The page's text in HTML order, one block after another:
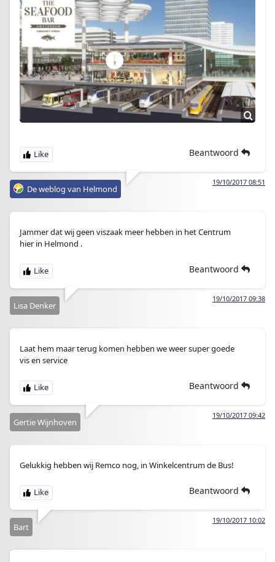
Beantwoord
19/10/2017 08:51
De weblog van Helmond
Jammer dat wij geen viszaak meer hebben in het Centrum
hier in Helmond .
Beantwoord
19/10/2017 09:38
Lisa Denker
Laat hem maar terug komen hebben we weer super goede
vis en service
Beantwoord
19/10/2017 09:42
Gertie Wijnhoven
Gelukkig hebben wij Remco nog, in Winkelcentrum de Bus!
Beantwoord
19/10/2017 10:02
Bart